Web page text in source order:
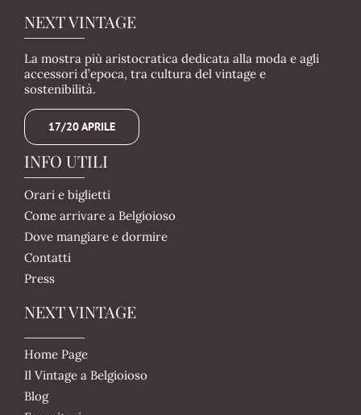
NEXT VINTAGE
La mostra più aristocratica dedicata alla moda e agli
accessori d’epoca, tra cultura del vintage e
sostenibilità.
17/20 APRILE
INFO UTILI
Orari e biglietti
Come arrivare a Belgioioso
Dove mangiare e dormire
Contatti
Press
NEXT VINTAGE
Home Page
Il Vintage a Belgioioso
Blog